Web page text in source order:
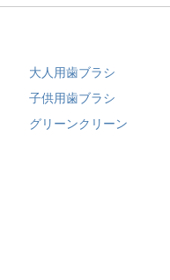
大人用歯ブラシ
子供用歯ブラシ
グリーンクリーン